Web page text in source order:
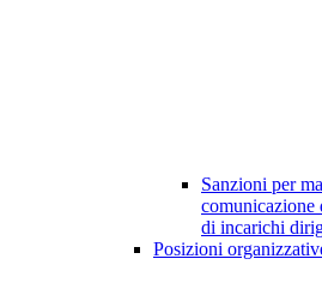
Sanzioni per
comunicazione
di incarichi
Posizioni